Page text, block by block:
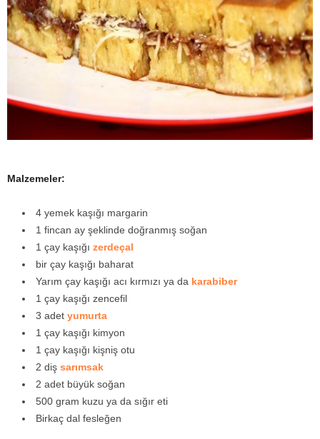
Malzemeler:
4 yemek kaşığı margarin
1 fincan ay şeklinde doğranmış soğan
1 çay kaşığı zerdeçal
bir çay kaşığı baharat
Yarım çay kaşığı acı kırmızı ya da karabiber
1 çay kaşığı zencefil
3 adet yumurta
1 çay kaşığı kimyon
1 çay kaşığı kişniş otu
2 diş sarımsak
2 adet büyük soğan
500 gram kuzu ya da sığır eti
Birkaç dal fesleğen